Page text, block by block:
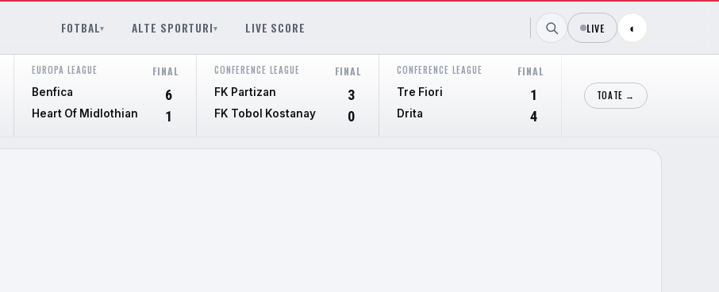
FOTBAL▾ ALTE SPORTURI▾ LIVE SCORE LIVE ◐
EUROPA LEAGUE FINAL
Benfica 6
Heart Of Midlothian 1
CONFERENCE LEAGUE FINAL
FK Partizan 3
FK Tobol Kostanay 0
CONFERENCE LEAGUE FINAL
Tre Fiori 1
Drita 4
Hibernian
TOATE →